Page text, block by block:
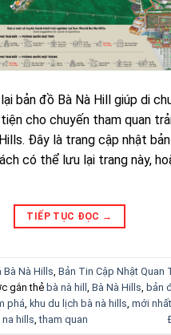
bản đồ Bà Nà Hill giúp di
cho chuyến tham quan
Đây là trang cập nhật
có thể lưu lại trang này,
TIẾP TỤC ĐỌC →
Bà Nà Hills Bản Tin Cập Nhật Quan
gắn thẻ bà nà hill Bà Nà Hills bản
phá khu du lịch bà nà hills mới nhất
hills ,tham quan